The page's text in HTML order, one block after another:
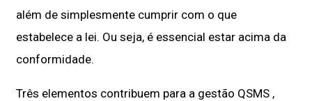
além de simplesmente cumprir com o que
estabelece a lei. Ou seja, é essencial estar acima da
conformidade.
Três elementos contribuem para a gestão QSMS ,